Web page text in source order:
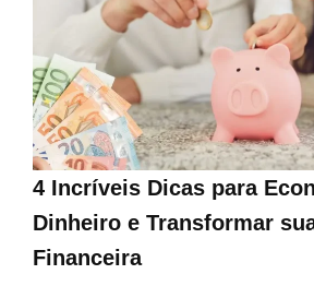
4 Incríveis Dicas para
Dinheiro e Transformar
Financeira